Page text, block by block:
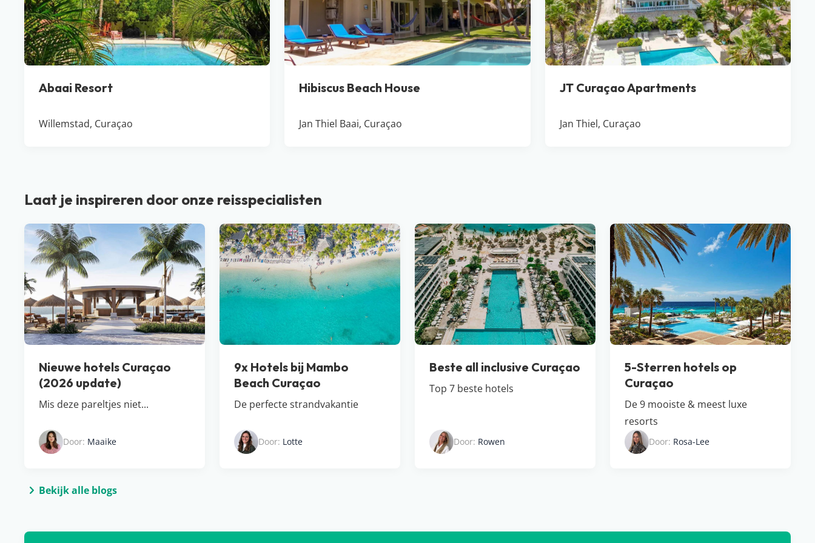
Abaai Resort
Willemstad, Curaçao
Hibiscus Beach House
Jan Thiel Baai, Curaçao
JT Curaçao Apartments
Jan Thiel, Curaçao
Laat je inspireren door onze reisspecialisten
Nieuwe hotels Curaçao
(2026 update)
Mis deze pareltjes niet...
Door: Maaike
9x Hotels bij Mambo
Beach Curaçao
De perfecte strandvakantie
Door: Lotte
Beste all inclusive Curaçao
Top 7 beste hotels
Door: Rowen
5-Sterren hotels op
Curaçao
De 9 mooiste & meest luxe
resorts
Door: Rosa-Lee
Bekijk alle blogs